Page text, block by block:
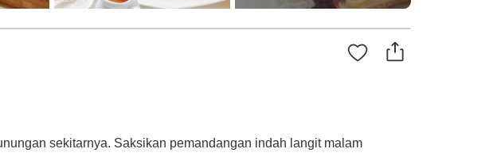
sekitarnya. Saksikan pemandangan indah langit malam